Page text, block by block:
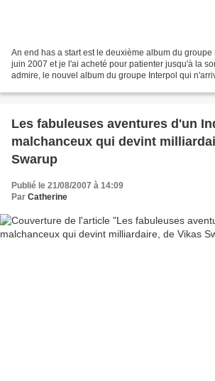
An end has a start est le deuxième album du groupe
juin 2007 et je l'ai acheté pour patienter jusqu'à la
admire, le nouvel album du groupe Interpol qui
Les fabuleuses aventures d'un
malchanceux qui devint
Swarup
Publié le 21/08/2007 à 14:09
Par Catherine